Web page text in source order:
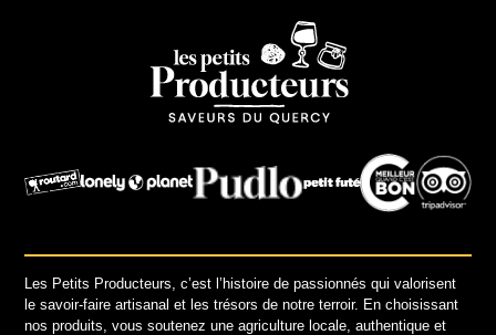
Les Petits Producteurs, c’est l’histoire de passionnés qui valorisent
le savoir-faire artisanal et les trésors de notre terroir. En choisissant
nos produits, vous soutenez une agriculture locale, authentique et